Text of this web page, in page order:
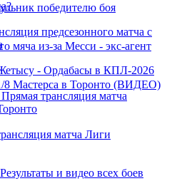
победителю боя
мяча из-за Месси - экс-агент
8 Мастерса в Торонто (ВИДЕО)
предсезонного матча с
- Ордабасы в КПЛ-2026
трансляция матча
матча Лиги
и видео всех боев